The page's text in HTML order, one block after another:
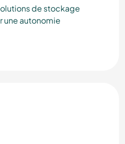
de stockage
une autonomie